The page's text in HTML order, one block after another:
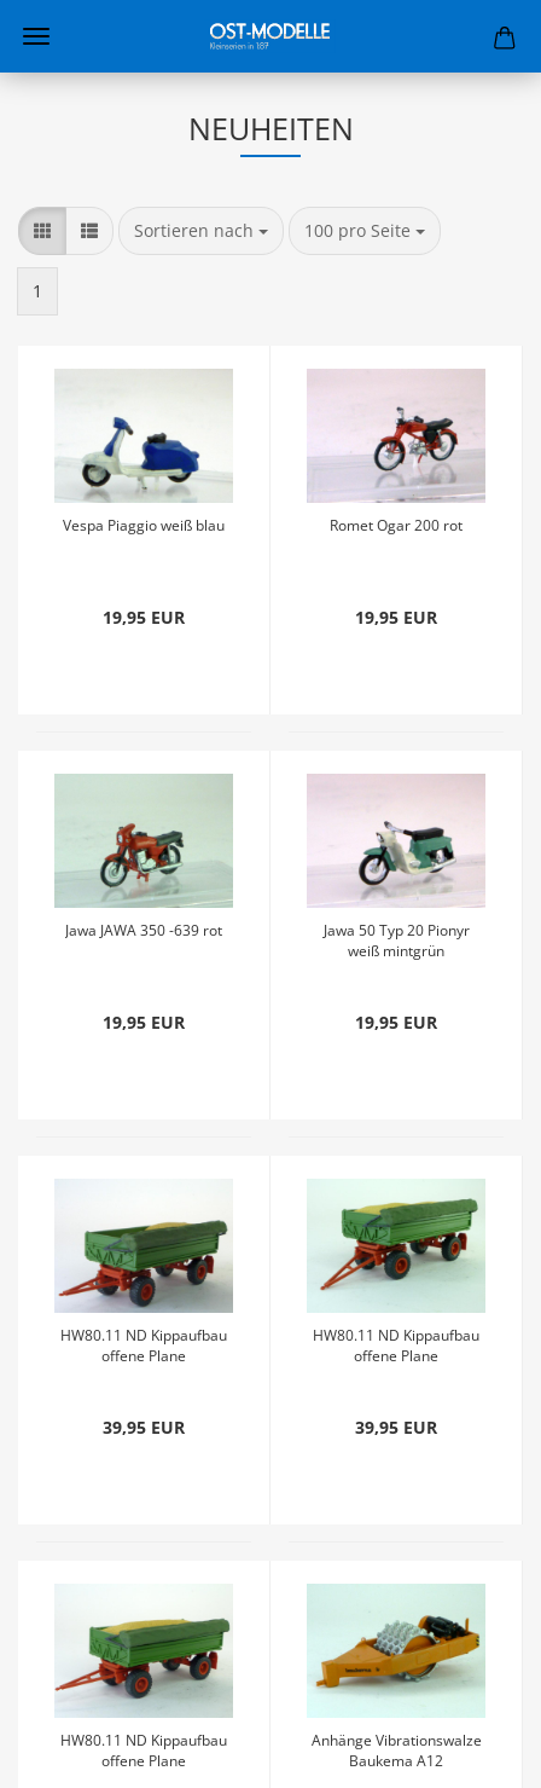
NEUHEITEN
Sortieren nach 100 pro Seite
1
Vespa Piaggio weiß blau
19,95 EUR
Romet Ogar 200 rot
19,95 EUR
Jawa JAWA 350 -639 rot
19,95 EUR
Jawa 50 Typ 20 Pionyr
weiß mintgrün
19,95 EUR
HW80.11 ND Kippaufbau
offene Plane
39,95 EUR
HW80.11 ND Kippaufbau
offene Plane
39,95 EUR
HW80.11 ND Kippaufbau
offene Plane
Anhänge Vibrationswalze
Baukema A12